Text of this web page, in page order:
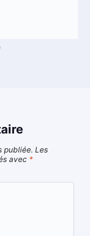
publiée. Les
avec *